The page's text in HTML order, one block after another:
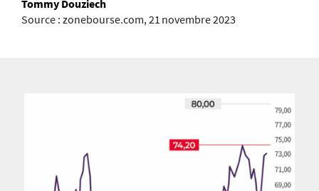
Tommy Douziech
Source : zonebourse.com, 21 novembre 2023